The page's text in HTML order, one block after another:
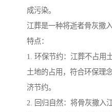
成污染。
江葬是一种将逝者骨灰撒
特点：
1. 环保节约：江葬不占用
土地的占用，符合环保理
济节约。
2. 回归自然：将骨灰撒入